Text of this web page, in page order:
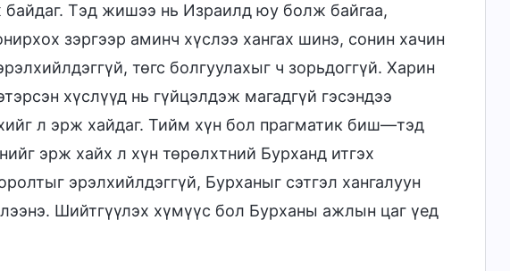
байдаг. Тэд жишээ нь Израилд юу болж байгаа,
зэргээр аминч хүслээ хангах шинэ, сонин хачин
төгс болгуулахыг ч зорьдоггүй. Харин
хүслүүд нь гүйцэлдэж магадгүй гэсэндээ
л эрж хайдаг. Тийм хүн бол прагматик биш—тэд
эрж хайх л хүн төрөлхтний Бурханд итгэх
эрэлхийлдэггүй, Бурханыг сэтгэл хангалуун
Шийтгүүлэх хүмүүс бол Бурханы ажлын цаг үед